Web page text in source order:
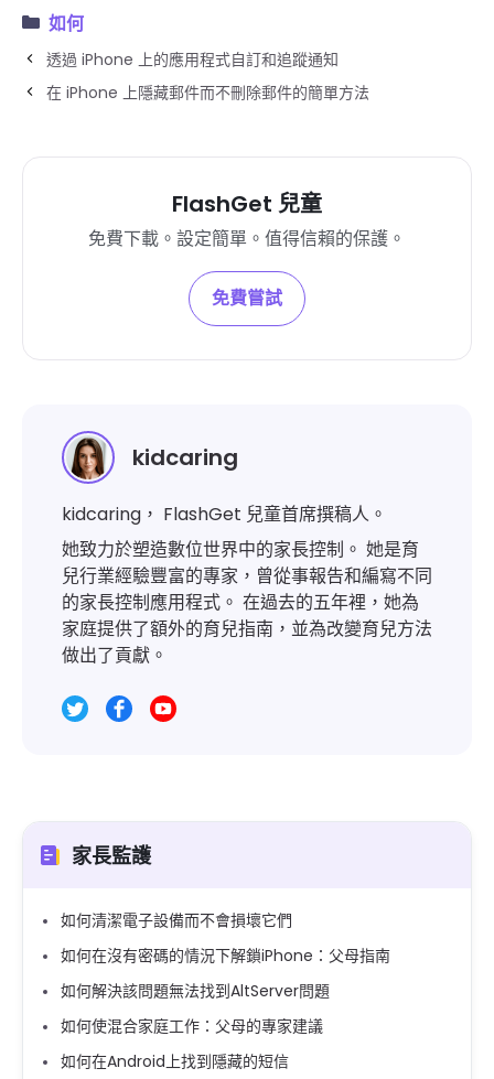
如何
透過 iPhone 上的應用程式自訂和追蹤通知
在 iPhone 上隱藏郵件而不刪除郵件的簡單方法
FlashGet 兒童
免費下載。設定簡單。值得信賴的保護。
免費嘗試
kidcaring
kidcaring， FlashGet 兒童首席撰稿人。
她致力於塑造數位世界中的家長控制。 她是育
兒行業經驗豐富的專家，曾從事報告和編寫不同
的家長控制應用程式。 在過去的五年裡，她為
家庭提供了額外的育兒指南，並為改變育兒方法
做出了貢獻。
家長監護
如何清潔電子設備而不會損壞它們
如何在沒有密碼的情況下解鎖iPhone：父母指南
如何解決該問題無法找到AltServer問題
如何使混合家庭工作：父母的專家建議
如何在Android上找到隱藏的短信